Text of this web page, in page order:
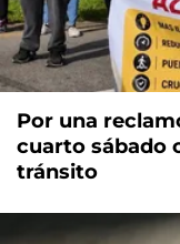
Por una
cuarto sábado
tránsito